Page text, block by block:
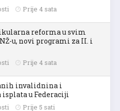
Prije 4 sata
reforma u svim
u, novi programi za II. i
Prije 4 sata
invalidnina i
u Federaciji
Prije 5 sati